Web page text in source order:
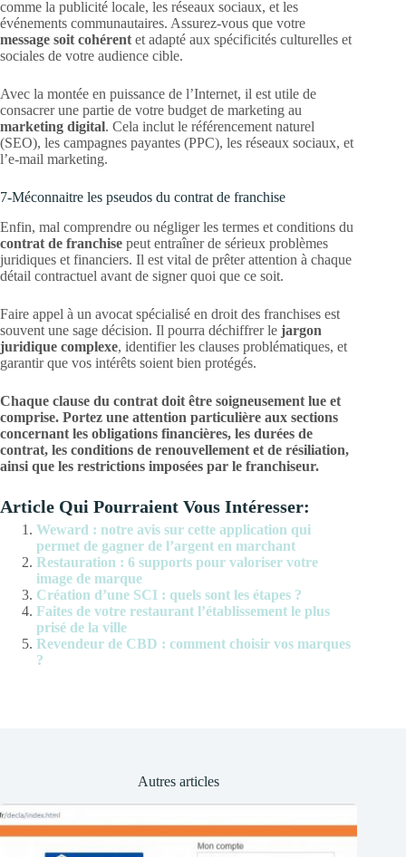
comme la publicité locale, les réseaux sociaux, et les
événements communautaires. Assurez-vous que votre
message soit cohérent et adapté aux spécificités culturelles et
sociales de votre audience cible.
Avec la montée en puissance de l’Internet, il est utile de
consacrer une partie de votre budget de marketing au
marketing digital. Cela inclut le référencement naturel
(SEO), les campagnes payantes (PPC), les réseaux sociaux, et
l’e-mail marketing.
7-Méconnaitre les pseudos du contrat de franchise
Enfin, mal comprendre ou négliger les termes et conditions du
contrat de franchise peut entraîner de sérieux problèmes
juridiques et financiers. Il est vital de prêter attention à chaque
détail contractuel avant de signer quoi que ce soit.
Faire appel à un avocat spécialisé en droit des franchises est
souvent une sage décision. Il pourra déchiffrer le jargon
juridique complexe, identifier les clauses problématiques, et
garantir que vos intérêts soient bien protégés.
Chaque clause du contrat doit être soigneusement lue et
comprise. Portez une attention particulière aux sections
concernant les obligations financières, les durées de
contrat, les conditions de renouvellement et de résiliation,
ainsi que les restrictions imposées par le franchiseur.
Article Qui Pourraient Vous Intéresser:
Weward : notre avis sur cette application qui
permet de gagner de l’argent en marchant
Restauration : 6 supports pour valoriser votre
image de marque
Création d’une SCI : quels sont les étapes ?
Faites de votre restaurant l’établissement le plus
prisé de la ville
Revendeur de CBD : comment choisir vos marques
?
Autres articles